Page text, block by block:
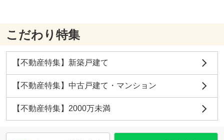
こだわり特集
【不動産特集】新築戸建て
【不動産特集】中古戸建て・マンション
【不動産特集】2000万未満